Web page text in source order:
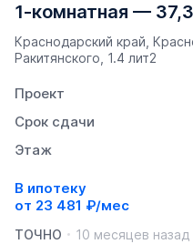
1-комнатная —
Краснодарский край,
Ракитянского, 1.4 лит2
Проект
Срок сдачи
Этаж
В ипотеку
от 23 481 ₽/мес
ТОЧНО
10 месяцев назад